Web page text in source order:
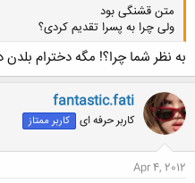
متن قشنگی بود
ولی چرا به پسرا تقدیم کردی؟
کلیک کنید
به نظر شما چرا؟! مگه دخترام
fantastic.fati
کاربر حرفه ای کاربر ممتاز
Apr 4, 2012